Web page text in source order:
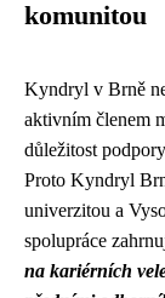
komunitou
Kyndryl v Brně
aktivním členem
důležitost
Proto Kyndryl
univerzitou a
spolupráce
na kariérních